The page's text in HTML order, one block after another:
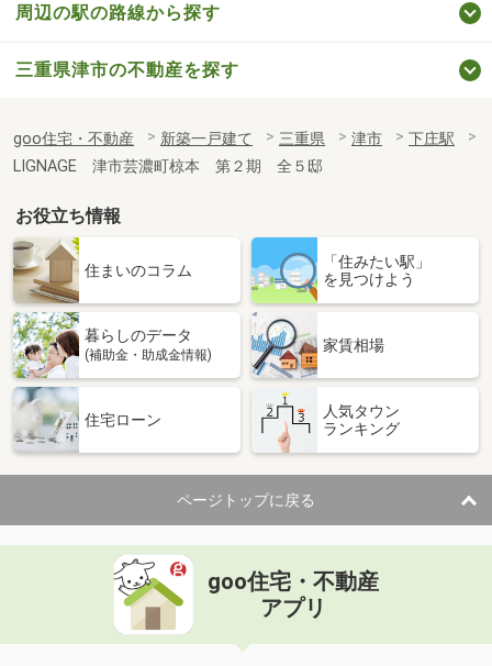
周辺の駅の路線から探す
三重県津市の不動産を探す
goo住宅・不動産 新築一戸建て 三重県 津市
下庄駅
LIGNAGE 津市芸濃町椋本 第２期 全５邸
お役立ち情報
住まいのコラム
「住みたい駅」
を見つけよう
暮らしのデータ
(補助金・助成金情報)
家賃相場
住宅ローン
人気タウン
ランキング
ページトップに戻る
goo住宅・不動産
アプリ